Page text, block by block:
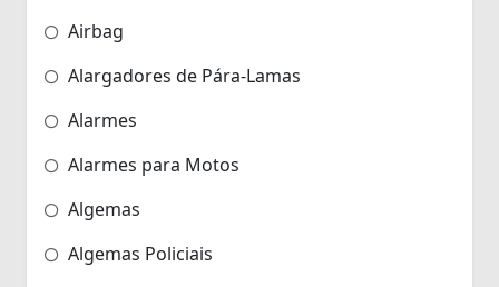
Airbag
Alargadores de Pára-Lamas
Alarmes
Alarmes para Motos
Algemas
Algemas Policiais